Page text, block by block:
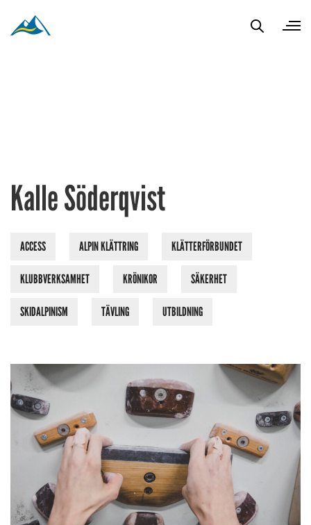
Kalle Söderqvist
ACCESS ALPIN KLÄTTRING KLÄTTERFÖRBUNDET
KLUBBVERKSAMHET KRÖNIKOR SÄKERHET
SKIDALPINISM TÄVLING UTBILDNING